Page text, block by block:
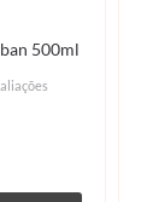
500ml